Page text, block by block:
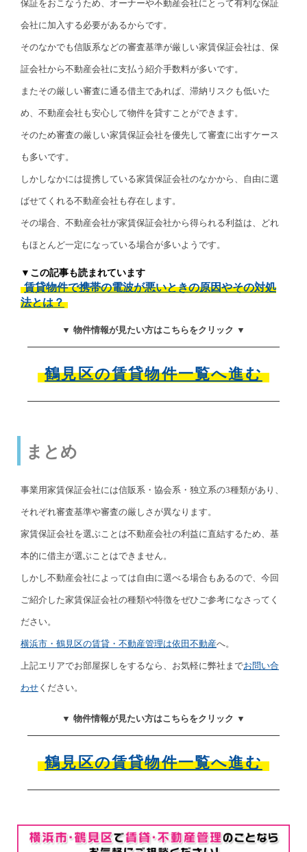
保証をおこなうため、オーナーや不動産会社にとって有利な保証
会社に加入する必要があるからです。
そのなかでも信販系などの審査基準が厳しい家賃保証会社は、保
証会社から不動産会社に支払う紹介手数料が多いです。
またその厳しい審査に通る借主であれば、滞納リスクも低いた
め、不動産会社も安心して物件を貸すことができます。
そのため審査の厳しい家賃保証会社を優先して審査に出すケース
も多いです。
しかしなかには提携している家賃保証会社のなかから、自由に選
ばせてくれる不動産会社も存在します。
その場合、不動産会社が家賃保証会社から得られる利益は、どれ
もほとんど一定になっている場合が多いようです。
▼この記事も読まれています
賃貸物件で携帯の電波が悪いときの原因やその対処
法とは？
▼ 物件情報が見たい方はこちらをクリック ▼
鶴見区の賃貸物件一覧へ進む
まとめ
事業用家賃保証会社には信販系・協会系・独立系の3種類があり、
それぞれ審査基準や審査の厳しさが異なります。
家賃保証会社を選ぶことは不動産会社の利益に直結するため、基
本的に借主が選ぶことはできません。
しかし不動産会社によっては自由に選べる場合もあるので、今回
ご紹介した家賃保証会社の種類や特徴をぜひご参考になさってく
ださい。
横浜市・鶴見区の賃貸・不動産管理は依田不動産へ。
上記エリアでお部屋探しをするなら、お気軽に弊社までお問い合
わせ ください。
▼ 物件情報が見たい方はこちらをクリック ▼
鶴見区の賃貸物件一覧へ進む